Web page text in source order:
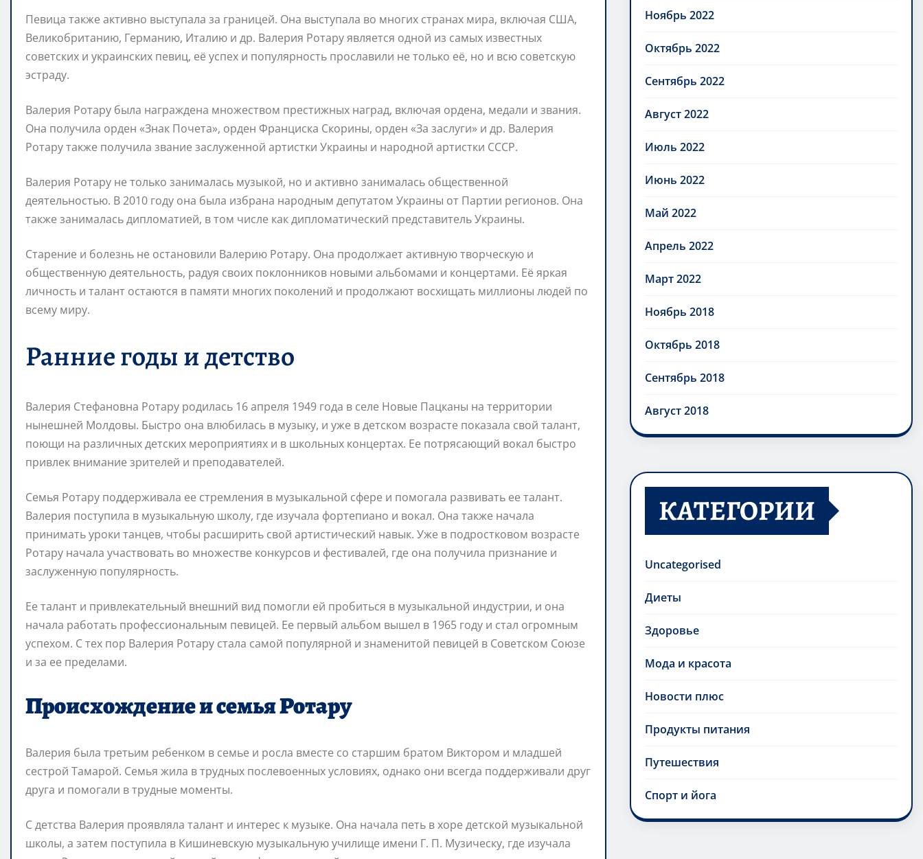
Певица также активно выступала за границей. Она выступала во многих странах мира, включая США,
Великобританию, Германию, Италию и др. Валерия Ротару является одной из самых известных
советских и украинских певиц, её успех и популярность прославили не только её, но и всю советскую
эстраду.
Валерия Ротару была награждена множеством престижных наград, включая ордена, медали и звания.
Она получила орден «Знак Почета», орден Франциска Скорины, орден «За заслуги» и др. Валерия
Ротару также получила звание заслуженной артистки Украины и народной артистки СССР.
Валерия Ротару не только занималась музыкой, но и активно занималась общественной
деятельностью. В 2010 году она была избрана народным депутатом Украины от Партии регионов. Она
также занималась дипломатией, в том числе как дипломатический представитель Украины.
Старение и болезнь не остановили Валерию Ротару. Она продолжает активную творческую и
общественную деятельность, радуя своих поклонников новыми альбомами и концертами. Её яркая
личность и талант остаются в памяти многих поколений и продолжают восхищать миллионы людей по
всему миру.
Ранние годы и детство
Валерия Стефановна Ротару родилась 16 апреля 1949 года в селе Новые Пацканы на территории
нынешней Молдовы. Быстро она влюбилась в музыку, и уже в детском возрасте показала свой талант,
поющи на различных детских мероприятиях и в школьных концертах. Ее потрясающий вокал быстро
привлек внимание зрителей и преподавателей.
Семья Ротару поддерживала ее стремления в музыкальной сфере и помогала развивать ее талант.
Валерия поступила в музыкальную школу, где изучала фортепиано и вокал. Она также начала
принимать уроки танцев, чтобы расширить свой артистический навык. Уже в подростковом возрасте
Ротару начала участвовать во множестве конкурсов и фестивалей, где она получила признание и
заслуженную популярность.
Ее талант и привлекательный внешний вид помогли ей пробиться в музыкальной индустрии, и она
начала работать профессиональным певицей. Ее первый альбом вышел в 1965 году и стал огромным
успехом. С тех пор Валерия Ротару стала самой популярной и знаменитой певицей в Советском Союзе
и за ее пределами.
Происхождение и семья Ротару
Валерия была третьим ребенком в семье и росла вместе со старшим братом Виктором и младшей
сестрой Тамарой. Семья жила в трудных послевоенных условиях, однако они всегда поддерживали друг
друга и помогали в трудные моменты.
С детства Валерия проявляла талант и интерес к музыке. Она начала петь в хоре детской музыкальной
школы, а затем поступила в Кишиневскую музыкальную училище имени Г. П. Музическу, где изучала
Ноябрь 2022
Октябрь 2022
Сентябрь 2022
Август 2022
Июль 2022
Июнь 2022
Май 2022
Апрель 2022
Март 2022
Ноябрь 2018
Октябрь 2018
Сентябрь 2018
Август 2018
КАТЕГОРИИ
Uncategorised
Диеты
Здоровье
Мода и красота
Новости плюс
Продукты питания
Путешествия
Спорт и йога